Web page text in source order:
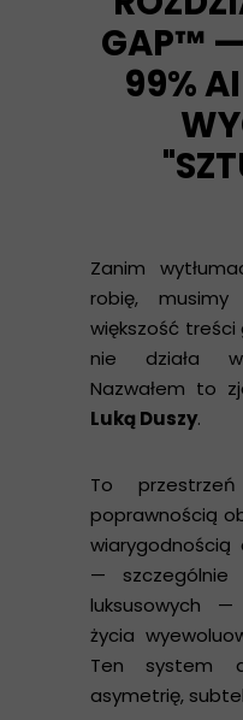
GAP™ —
99%
Zanim
robię, musimy
większość treści
nie działa w
Nazwałem to
Luką Duszy.
To
poprawnością
wiarygodnością
— szczególnie
luksusowych
życia
Ten system
asymetrię,